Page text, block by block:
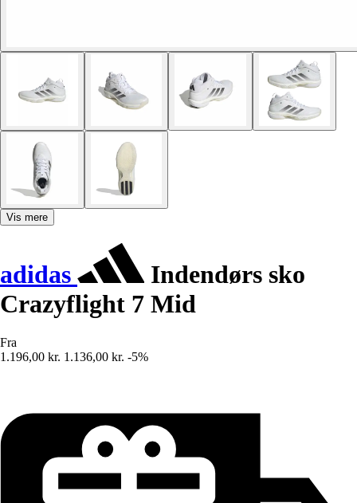
Vis mere
adidas
Indendørs sko
Crazyflight 7 Mid
Fra
1.196,00 kr. 1.136,00 kr. -5%